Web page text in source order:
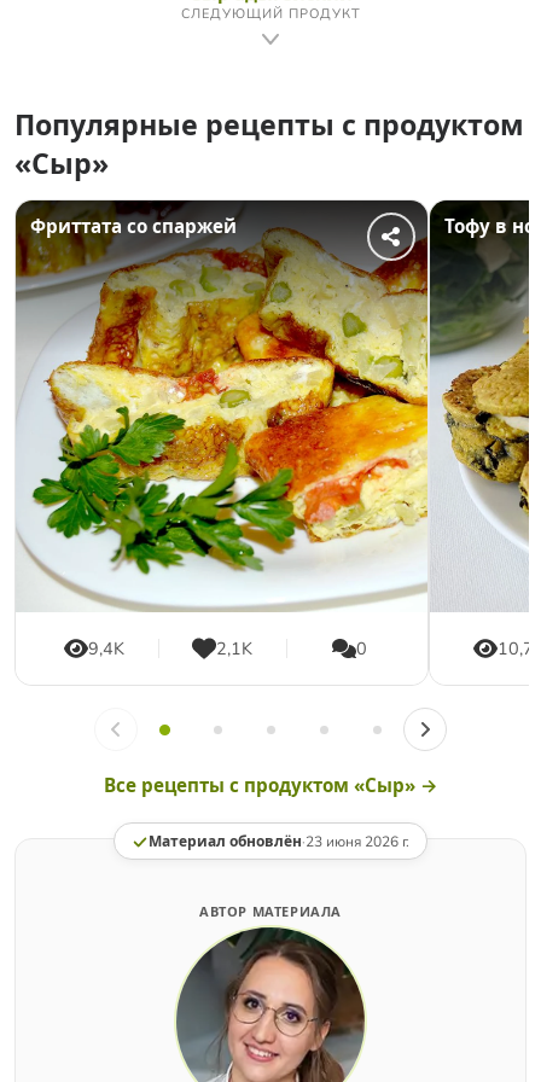
СЛЕДУЮЩИЙ ПРОДУКТ
Популярные рецепты с продуктом
«Сыр»
Фриттата со спаржей
9,4K 2,1K 0
Тофу в
Все рецепты с продуктом «Сыр» →
Материал обновлён·23 июня 2026 г.
АВТОР МАТЕРИАЛА